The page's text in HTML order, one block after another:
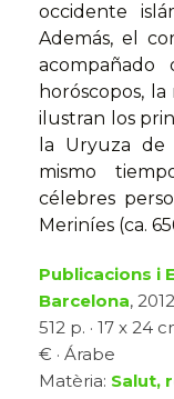
occidente
Además, el
horóscopos,
ilustran los
la Uryuza
mismo
célebres
Meriníes (ca.
Publicacions i
Barcelona, 2012
512 p. · 17 x 24
€ · Árabe
Matèria: Salut,